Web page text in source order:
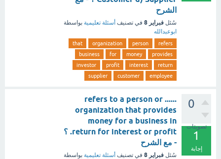
الشرح
سُئل فبراير 8 في تصنيف أسئلة تعليمية بواسطة
ابوعبدالله
refers
person
organization
that
provides
money
for
business
return
interest
profit
investor
employee
customer
supplier
0
تصويتات
1
إجابة
...... refers to a person or
organization that provides
money for a business in
return for interest or profit. ؟
- مع الشرح
سُئل فبراير 8 في تصنيف أسئلة تعليمية بواسطة